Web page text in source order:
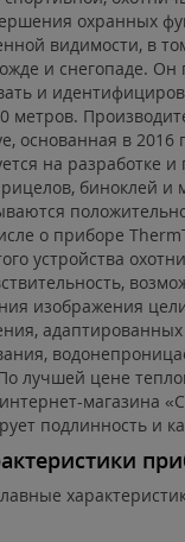
охранных
видимости, в
и снегопаде. Он
и
метров.
основанная в 2016
на разработке и
биноклей и
о приборе
устройства
изображения
лучшей цене
магазина
подлинность и